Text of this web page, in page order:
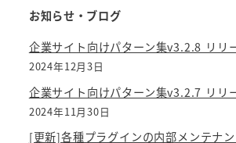
お知らせ・ブログ
企業サイト向けパターン集v3.2.8 リリ
2024年12月3日
企業サイト向けパターン集v3.2.7 リリ
2024年11月30日
[更新]各種プラグインの内部メンテナ